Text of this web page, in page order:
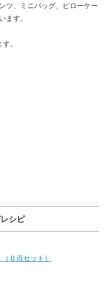
ツ、ミニバッグ、ピローケー
ます。
。
シピ
６点セット）